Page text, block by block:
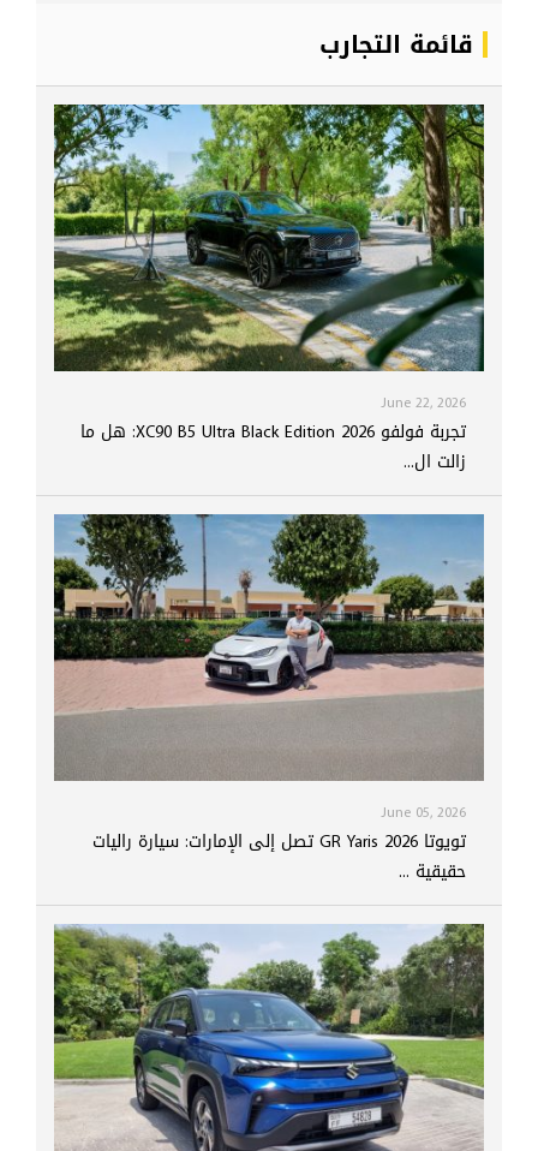
قائمة التجارب
June 22, 2026
تجربة فولفو XC90 B5 Ultra Black Edition 2026: هل ما
زالت ال...
June 05, 2026
تويوتا GR Yaris 2026 تصل إلى الإمارات: سيارة راليات
حقيقية ...